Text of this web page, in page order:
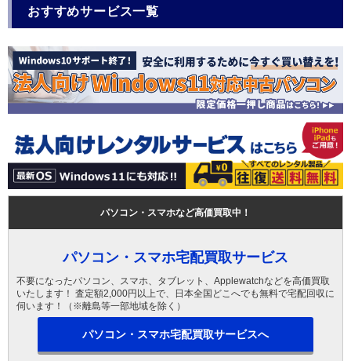
おすすめサービス一覧
パソコン・スマホなど高価買取中！
パソコン・スマホ宅配買取サービス
不要になったパソコン、スマホ、タブレット、Applewatchなどを高価買取
いたします！ 査定額2,000円以上で、日本全国どこへでも無料で宅配回収に
伺います！（※離島等一部地域を除く）
パソコン・スマホ宅配買取サービスへ